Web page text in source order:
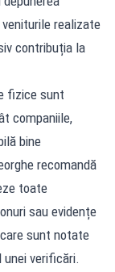
realizate
contribuția la
fizice sunt
companiile,
bine
recomandă
toate
sau evidențe
sunt notate
verificări.